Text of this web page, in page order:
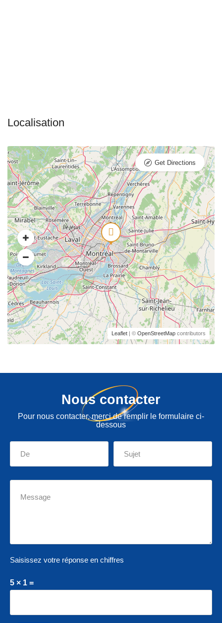
Leaflet | © OpenStreetMap contributors
Get Directions
Nous contacter
Pour nous contacter, merci de remplir le formulaire ci-
dessous
Saisissez votre réponse en chiffres
5 × 1 =